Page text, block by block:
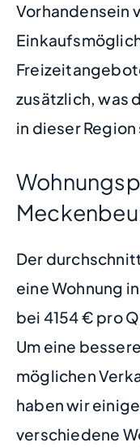
Vorhandensein
zusätzlich, was
in dieser
Der
eine Wohnung
bei 4154 € pro
Um eine
möglichen
haben wir
verschiedene